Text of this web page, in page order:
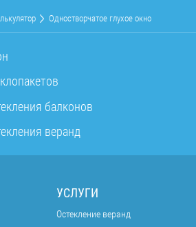
Одностворчатое глухое окно
балконов
веранд
УСЛУГИ
Остекление веранд